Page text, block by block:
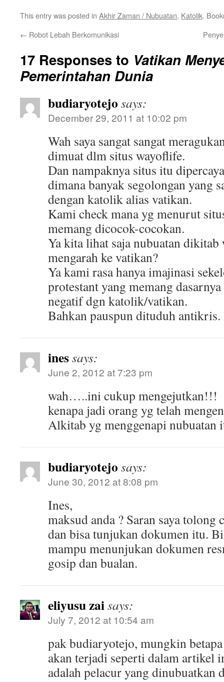
This entry was posted in Akhir Zaman / Nubuatan, Katolik.
← Robot Lebah Berkomunikasi
17 Responses to Vatikan
Pemerintahan Dunia
budiaryotejo says:
December 29, 2011 at 10:02 pm
Wah saya sangat sangat
dimuat dlm situs wayoflife.
Dan nampaknya situs itu
dimana banyak segolongan yang
dengan katolik alias vatikan.
Kami check mana yg menurut
memang dicocok-cocokan.
Ya kita lihat saja nubuatan dikitab
mengarah ke vatikan?
Ya kami rasa hanya imajinasi
protestant yang memang
negatif dgn katolik/vatikan.
Bahkan pauspun dituduh
inessays:
June 2, 2012 at 7:23 pm
wah…..ini cukup mengejutkan!!!
kenapa jadi orang yg telah
Alkitab yg menggenapi nubuatan
budiaryotejo says:
June 30, 2012 at 8:08 pm
Ines,
maksud anda ? Saran saya tolong
dan bisa tunjukan dokumen itu.
mampu menunjukan dokumen
gosip dan bualan.
eliyusu zaisays:
July 7, 2012 at 10:54 am
pak budiaryotejo, mungkin
akan terjadi seperti dalam artikel
adalah pelacur yang dinubuatkan